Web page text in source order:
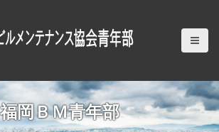
福岡ＢＭ青年部